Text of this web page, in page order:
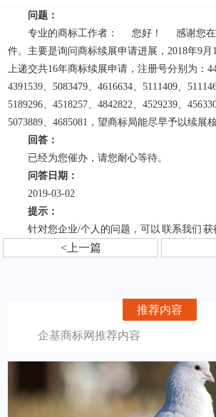
问题：
专业的商标工作者： 您好！ 感谢您在
件。主要是询问商标续展申请进展，2018年9月
上递交共16年商标续展申请，注册号分别为：
4391539、5083479、4616634、5111409、
5189296、4518257、4842822、4529239、
5073889、4685081，望商标局能尽早予以续展
回答：
已经为您催办，请您耐心等待。
问答日期：
2019-03-02
提示：
针对您企业/个人的问题，可以 联系我们 获
<上一篇
推荐内容
企基商标网推荐内容